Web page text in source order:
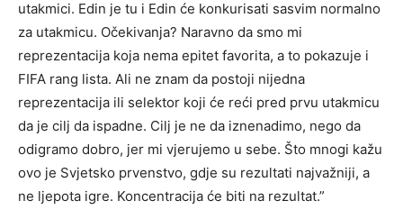
utakmici. Edin je tu i Edin će konkurisati sasvim normalno
za utakmicu. Očekivanja? Naravno da smo mi
reprezentacija koja nema epitet favorita, a to pokazuje i
FIFA rang lista. Ali ne znam da postoji nijedna
reprezentacija ili selektor koji će reći pred prvu utakmicu
da je cilj da ispadne. Cilj je ne da iznenadimo, nego da
odigramo dobro, jer mi vjerujemo u sebe. Što mnogi kažu
ovo je Svjetsko prvenstvo, gdje su rezultati najvažniji, a
ne ljepota igre. Koncentracija će biti na rezultat.”